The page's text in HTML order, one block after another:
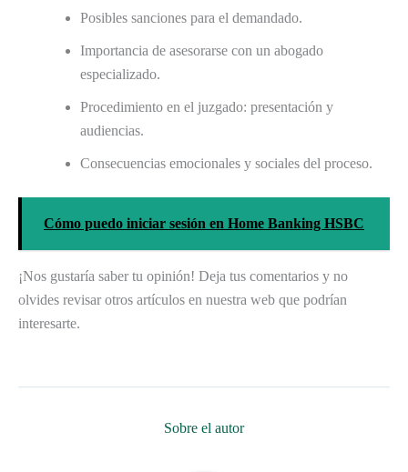
Posibles sanciones para el demandado.
Importancia de asesorarse con un abogado
especializado.
Procedimiento en el juzgado: presentación y
audiencias.
Consecuencias emocionales y sociales del proceso.
Cómo puedo iniciar sesión en Home Banking HSBC
¡Nos gustaría saber tu opinión! Deja tus comentarios y no
olvides revisar otros artículos en nuestra web que podrían
interesarte.
Sobre el autor